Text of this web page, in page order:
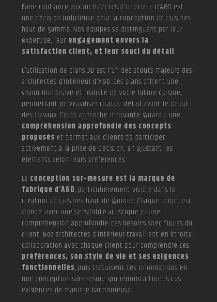
Faire confiance aux architectes d’intérieur d’A&D est
une décision judicieuse pour la conception de cuisines
haut de gamme. Nos équipes se distinguent par leur
expertise, leur engagement envers la
satisfaction client, et leur souci du détail.
L’utilisation de plans 3D est l’un des atouts majeurs des
architectes d’intérieur d’A&D. Ces plans offrent une
vision immersive et réaliste de votre future cuisine,
permettant de visualiser chaque détail avant le début
des travaux. Cette approche innovante garantit une
compréhension approfondie des concepts
proposés et permet aux clients de participer
activement à la prise de décision, en ajustant les
éléments selon leurs préférences.
La conception sur-mesure est la marque de
fabrique d’A&D, particulièrement visible dans la
création de cuisines haut de gamme. Chaque projet est
abordé avec une sensibilité artistique et une
compréhension approfondie des besoins spécifiques du
client. Nos architectes d’intérieur travaillent en étroite
collaboration avec chaque client pour comprendre ses
préférences, son style de vie et ses exigences
fonctionnelles, puis traduisent ces informations en
une conception sur-mesure qui répond à toutes ces
exigences de manière harmonieuse.